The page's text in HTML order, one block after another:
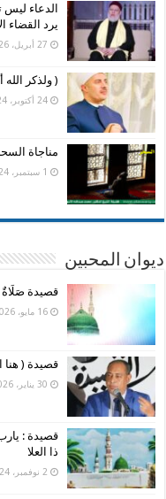
الدعاء ليس
يرد القضاء
27 أبريل، 2026
( ولذكر
24 أكتوبر، 2024
مناجاة
1 سبتمبر، 2024
ديوان المحبين
قصيدة
16 مايو، 2026
قصيدة ( هنا
30 يناير، 2026
قصيدة :
ذا العلا
2 نوفمبر، 2024